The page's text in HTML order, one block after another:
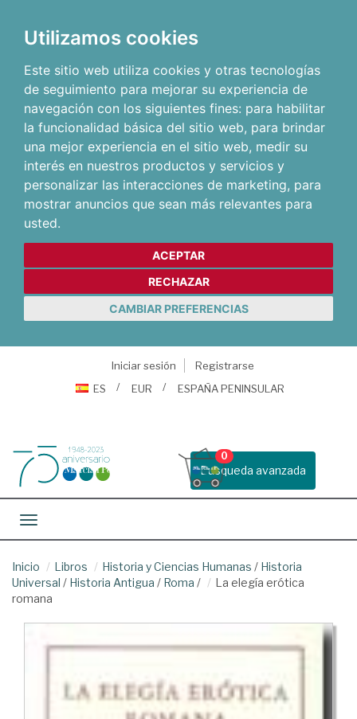
Utilizamos cookies
Este sitio web utiliza cookies y otras tecnologías
de seguimiento para mejorar su experiencia de
navegación con los siguientes fines: para habilitar
la funcionalidad básica del sitio web, para brindar
una mejor experiencia en el sitio web, medir su
interés en nuestros productos y servicios y
personalizar las interacciones de marketing, para
mostrar anuncios que sean más relevantes para
usted.
ACEPTAR
RECHAZAR
CAMBIAR PREFERENCIAS
Iniciar sesión
Registrarse
ES
EUR ESPAÑA PENINSULAR
Busqueda avanzada
0
Toggle navigation
Inicio Libros Historia y Ciencias Humanas / Historia
Universal / Historia Antigua / Roma /
La elegía erótica
romana